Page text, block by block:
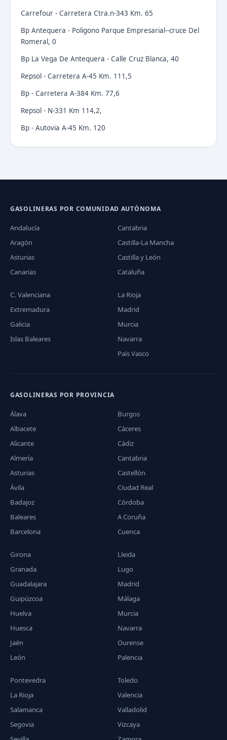
Carrefour - Carretera Ctra.n-343 Km. 65
Bp Antequera - Poligono Parque Empresarial--cruce Del
Romeral, 0
Bp La Vega De Antequera - Calle Cruz Blanca, 40
Repsol - Carretera A-45 Km. 111,5
Bp - Carretera A-384 Km. 77,6
Repsol - N-331 Km 114,2,
Bp - Autovia A-45 Km. 120
GASOLINERAS POR COMUNIDAD AUTÓNOMA
Andalucía
Aragón
Asturias
Canarias
Cantabria
Castilla-La Mancha
Castilla y León
Cataluña
C. Valenciana
Extremadura
Galicia
Islas Baleares
La Rioja
Madrid
Murcia
Navarra
País Vasco
GASOLINERAS POR PROVINCIA
Álava
Albacete
Alicante
Almería
Asturias
Ávila
Badajoz
Baleares
Barcelona
Burgos
Cáceres
Cádiz
Cantabria
Castellón
Ciudad Real
Córdoba
A Coruña
Cuenca
Girona
Granada
Guadalajara
Guipúzcoa
Huelva
Huesca
Jaén
León
Lleida
Lugo
Madrid
Málaga
Murcia
Navarra
Ourense
Palencia
Pontevedra
La Rioja
Salamanca
Segovia
Toledo
Valencia
Valladolid
Vizcaya